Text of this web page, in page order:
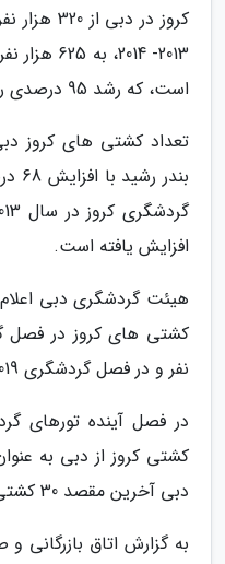
کروز در
است، که رشد 95 درصدی را نشان می دهد.
تعداد کشتی های کروز
افزایش یافته است.
هیئت گردشگری دبی
نفر و در فصل گردشگری 2019-2020 به 825 هزار نفر می رسد.
کشتی کروز از دبی به
دبی آخرین مقصد 30 کشتی کروز خواهد بود.
به گزارش اتاق بازرگانی